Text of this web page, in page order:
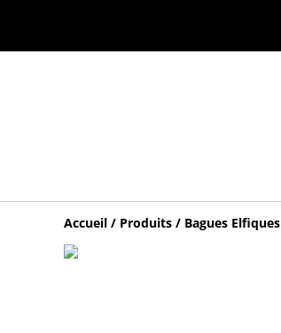
Accueil / Produits / Bagues Elfiques